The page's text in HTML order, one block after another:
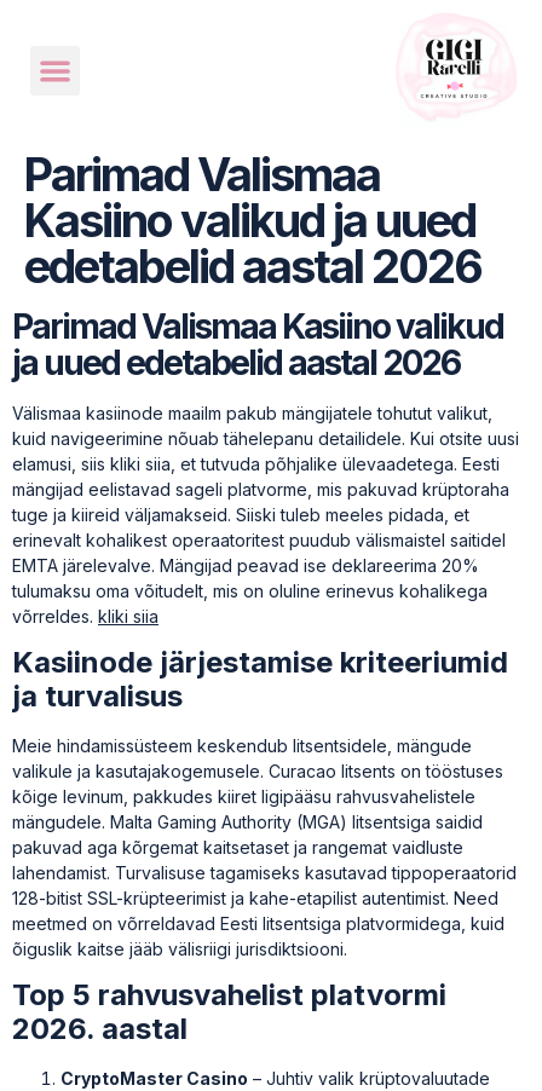
Parimad Valismaa
Kasiino valikud ja uued
edetabelid aastal 2026
Parimad Valismaa Kasiino valikud
ja uued edetabelid aastal 2026
Välismaa kasiinode maailm pakub mängijatele tohutut valikut,
kuid navigeerimine nõuab tähelepanu detailidele. Kui otsite uusi
elamusi, siis kliki siia, et tutvuda põhjalike ülevaadetega. Eesti
mängijad eelistavad sageli platvorme, mis pakuvad krüptoraha
tuge ja kiireid väljamakseid. Siiski tuleb meeles pidada, et
erinevalt kohalikest operaatoritest puudub välismaistel saitidel
EMTA järelevalve. Mängijad peavad ise deklareerima 20%
tulumaksu oma võitudelt, mis on oluline erinevus kohalikega
võrreldes. kliki siia
Kasiinode järjestamise kriteeriumid
ja turvalisus
Meie hindamissüsteem keskendub litsentsidele, mängude
valikule ja kasutajakogemusele. Curacao litsents on tööstuses
kõige levinum, pakkudes kiiret ligipääsu rahvusvahelistele
mängudele. Malta Gaming Authority (MGA) litsentsiga saidid
pakuvad aga kõrgemat kaitsetaset ja rangemat vaidluste
lahendamist. Turvalisuse tagamiseks kasutavad tippoperaatorid
128-bitist SSL-krüpteerimist ja kahe-etapilist autentimist. Need
meetmed on võrreldavad Eesti litsentsiga platvormidega, kuid
õiguslik kaitse jääb välisriigi jurisdiktsiooni.
Top 5 rahvusvahelist platvormi
2026. aastal
CryptoMaster Casino – Juhtiv valik krüptovaluutade